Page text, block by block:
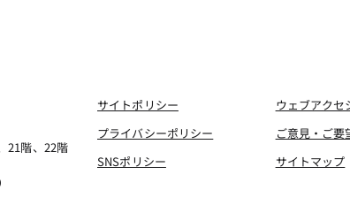
21階、22階
サイトポリシー
プライバシーポリシー
SNSポリシー
ウェブアクセ
ご意見・ご要
サイトマップ